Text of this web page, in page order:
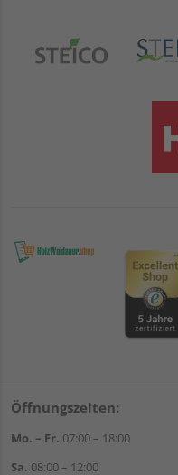
Öffnungszeiten:
Mo. – Fr. 07:00 – 18:00
Sa. 08:00 – 12:00